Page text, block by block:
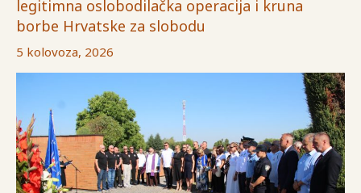
legitimna oslobodilačka operacija i kruna
borbe Hrvatske za slobodu
5 kolovoza, 2026